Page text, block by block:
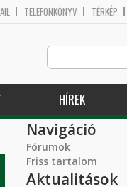
TELEFONKÖNYV TÉRKÉP
HÍREK
Navigáció
Fórumok
Friss tartalom
Aktualitások